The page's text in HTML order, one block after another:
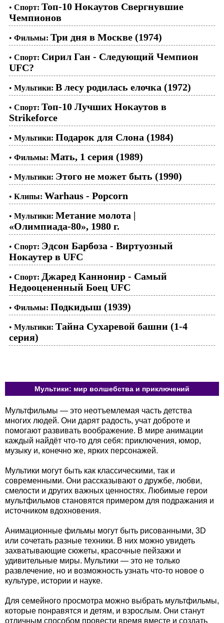
• Спорт: Топ-10 Нокаутов Свергнувшие
Чемпионов
• Фильмы: Три дня в Москве (1974)
• Спорт: Сирил Ган - Следующий Чемпион
UFC?
• Мультики: В лесу родилась елочка (1972)
• Спорт: Топ-10 Лучших Нокаутов в
Strikeforce
• Мультики: Подарок для Слона (1984)
• Фильмы: Мать, 1 серия (1989)
• Мультики: Этого не может быть (1990)
• Клипы: Warhaus - Popcorn
• Мультики: Метание молота |
«Олимпиада-80», 1980 г.
• Спорт: Эдсон Барбоза - Виртуозный
Нокаутер в UFC
• Спорт: Джаред Каннонир - Самый
Недооцененный Боец UFC
• Фильмы: Подкидыш (1939)
• Мультики: Тайна Сухаревой башни (1-4
серия)
Мультики: мир волшебства и приключений
Мультфильмы — это неотъемлемая часть детства
многих людей. Они дарят радость, учат доброте и
помогают развивать воображение. В мире анимации
каждый найдёт что-то для себя: приключения, юмор,
музыку и, конечно же, ярких персонажей.
Мультики могут быть как классическими, так и
современными. Они рассказывают о дружбе, любви,
смелости и других важных ценностях. Любимые герои
мультфильмов становятся примером для подражания и
источником вдохновения.
Анимационные фильмы могут быть рисованными, 3D
или сочетать разные техники. В них можно увидеть
захватывающие сюжеты, красочные пейзажи и
удивительные миры. Мультики — это не только
развлечение, но и возможность узнать что-то новое о
культуре, истории и науке.
Для семейного просмотра можно выбрать мультфильмы,
которые понравятся и детям, и взрослым. Они станут
отличным способом провести время вместе и создать